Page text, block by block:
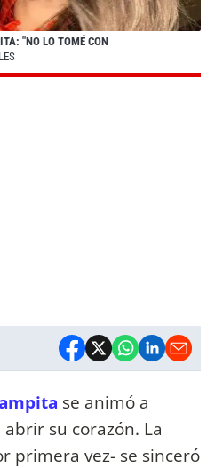
"NO LO TOMÉ CON
se animó a
su corazón. La
primera vez- se sinceró